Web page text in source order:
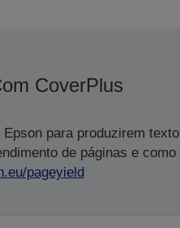
CoverPlus
para produzirem texto
de páginas e como
pageyield